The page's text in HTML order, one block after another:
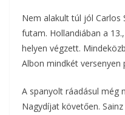
Nem alakult túl jól Carlos
futam. Hollandiában a
helyen végzett.
Albon mindkét
A spanyolt ráadásul még
Nagydíjat követően.